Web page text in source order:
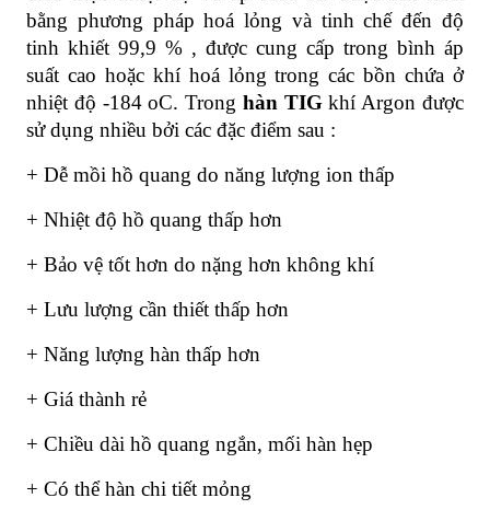
bằng phương pháp hoá lỏng và tinh chế đến độ
tinh khiết 99,9 % , được cung cấp trong bình áp
suất cao hoặc khí hoá lỏng trong các bồn chứa ở
nhiệt độ -184 oC. Trong hàn TIGkhí Argon được
sử dụng nhiều bởi các đặc điểm sau :
+ Dễ mồi hồ quang do năng lượng ion thấp
+ Nhiệt độ hồ quang thấp hơn
+ Bảo vệ tốt hơn do nặng hơn không khí
+ Lưu lượng cần thiết thấp hơn
+ Năng lượng hàn thấp hơn
+ Giá thành rẻ
+ Chiều dài hồ quang ngắn, mối hàn hẹp
+ Có thể hàn chi tiết mỏng